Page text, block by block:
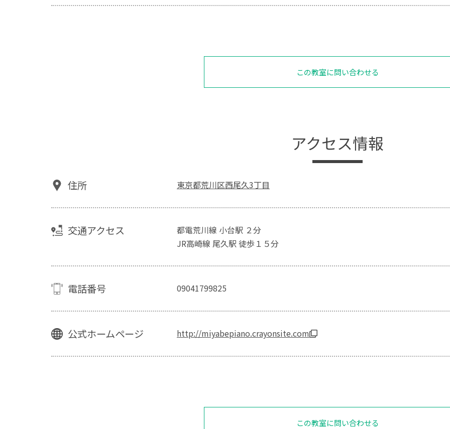
この教室に問い合わせる
アクセス情報
住所 東京都荒川区西尾久3丁目
交通アクセス
都電荒川線 小台駅 ２分
JR高崎線 尾久駅 徒歩１５分
電話番号 09041799825
公式ホームページ http://miyabepiano.crayonsite.com
この教室に問い合わせる